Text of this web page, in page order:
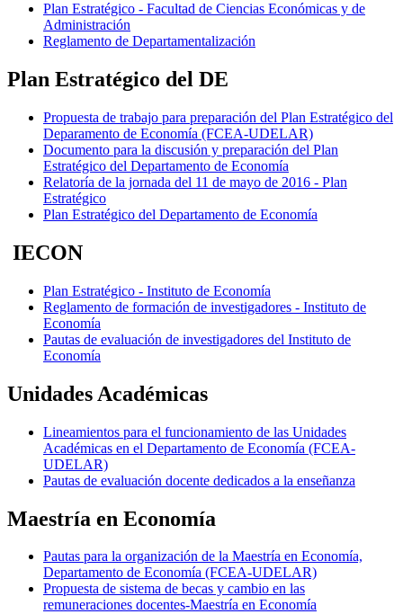
Plan Estratégico - Facultad de Ciencias Económicas y de
Administración
Reglamento de Departamentalización
Plan Estratégico del DE
Propuesta de trabajo para preparación del Plan Estratégico del
Deparamento de Economía (FCEA-UDELAR)
Documento para la discusión y preparación del Plan
Estratégico del Departamento de Economía
Relatoría de la jornada del 11 de mayo de 2016 - Plan
Estratégico
Plan Estratégico del Departamento de Economía
IECON
Plan Estratégico - Instituto de Economía
Reglamento de formación de investigadores - Instituto de
Economía
Pautas de evaluación de investigadores del Instituto de
Economía
Unidades Académicas
Lineamientos para el funcionamiento de las Unidades
Académicas en el Departamento de Economía (FCEA-
UDELAR)
Pautas de evaluación docente dedicados a la enseñanza
Maestría en Economía
Pautas para la organización de la Maestría en Economía,
Departamento de Economía (FCEA-UDELAR)
Propuesta de sistema de becas y cambio en las
remuneraciones docentes-Maestría en Economía